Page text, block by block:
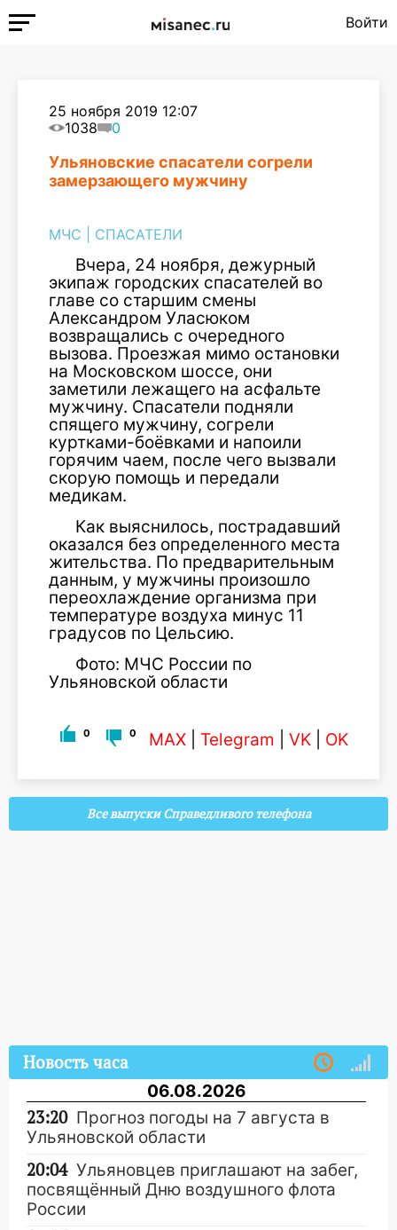
Войти
25 ноября 2019 12:07
1038
0
Ульяновские спасатели согрели
замерзающего мужчину
МЧС СПАСАТЕЛИ
Вчера, 24 ноября, дежурный
экипаж городских спасателей во
главе со старшим смены
Александром Уласюком
возвращались с очередного
вызова. Проезжая мимо остановки
на Московском шоссе, они
заметили лежащего на асфальте
мужчину. Спасатели подняли
спящего мужчину, согрели
куртками-боёвками и напоили
горячим чаем, после чего вызвали
скорую помощь и передали
медикам.
Как выяснилось, пострадавший
оказался без определенного места
жительства. По предварительным
данным, у мужчины произошло
переохлаждение организма при
температуре воздуха минус 11
градусов по Цельсию.
Фото: МЧС России по
Ульяновской области
0 0 MAX Telegram VK OK
Все выпуски Справедливого телефона
Новость часа
06.08.2026
23:20 Прогноз погоды на 7 августа в
Ульяновской области
20:04 Ульяновцев приглашают на забег,
посвящённый Дню воздушного флота
России